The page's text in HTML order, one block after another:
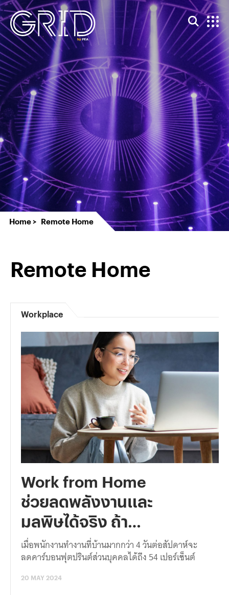
Home Remote Home
Remote Home
Workplace
Work from Home
ช่วยลดพลังงานและ
มลพิษได้จริง ถ้า…
เมื่อพนักงานทำงานที่บ้านมากกว่า 4 วันต่อสัปดาห์จะ
ลดคาร์บอนฟุตปรินต์ส่วนบุคคลได้ถึง 54 เปอร์เซ็นต์
20 MAY 2024